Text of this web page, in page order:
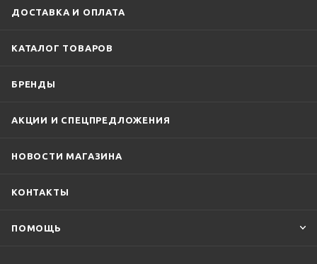
ДОСТАВКА И ОПЛАТА
КАТАЛОГ ТОВАРОВ
БРЕНДЫ
АКЦИИ И СПЕЦПРЕДЛОЖЕНИЯ
НОВОСТИ МАГАЗИНА
КОНТАКТЫ
ПОМОЩЬ